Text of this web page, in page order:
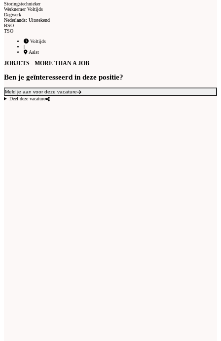
Storingstechnieker
Werknemer Voltijds
Dagwerk
Nederlands: Uitstekend
BSO
TSO
Voltijds
|
Aalst
JOBJETS - MORE THAN A JOB
Ben je geïnteresseerd in deze positie?
Meld je aan voor deze vacature
Deel deze vacature